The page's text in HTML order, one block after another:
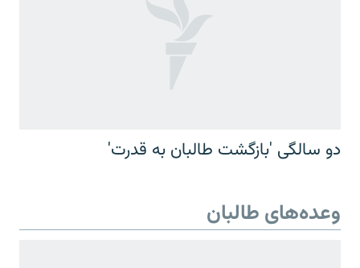
دو سالگی 'بازگشت طالبان به قدرت'
وعده‌های طالبان